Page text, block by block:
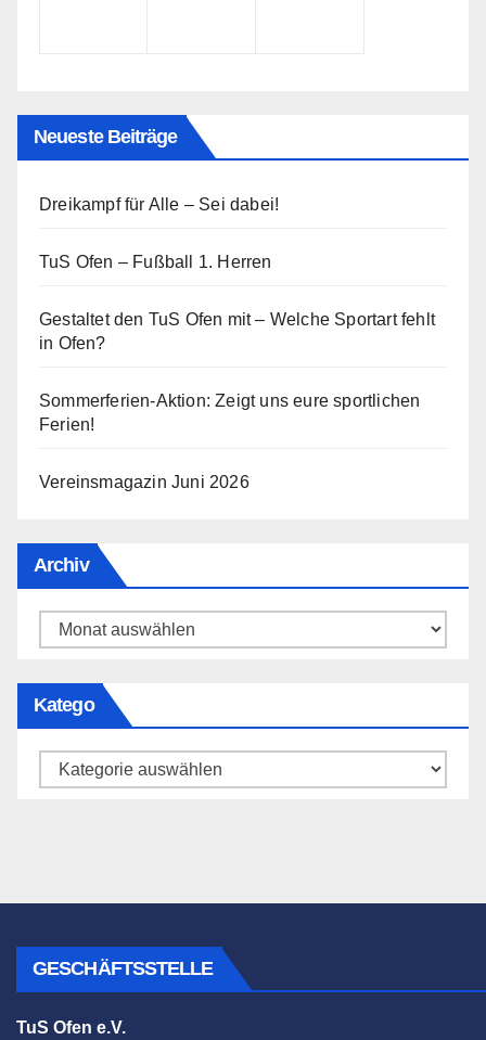
Neueste Beiträge
Dreikampf für Alle – Sei dabei!
TuS Ofen – Fußball 1. Herren
Gestaltet den TuS Ofen mit – Welche Sportart fehlt
in Ofen?
Sommerferien-Aktion: Zeigt uns eure sportlichen
Ferien!
Vereinsmagazin Juni 2026
Archiv
Archiv
Katego
Katego
GESCHÄFTSSTELLE
TuS Ofen e.V.